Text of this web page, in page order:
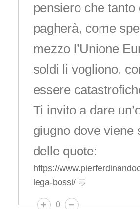
pensiero che
pagherà, come
mezzo l’Unione
soldi li vogliono,
essere
Ti invito a dare
giugno dove viene
delle quote:
https://
lega-bossi/
0